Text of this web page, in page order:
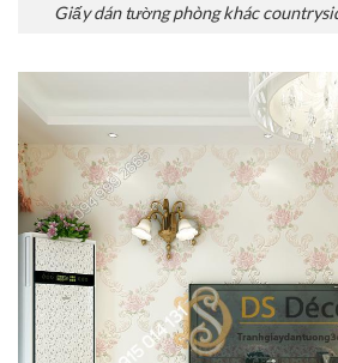
Giấy dán tường phòng khác